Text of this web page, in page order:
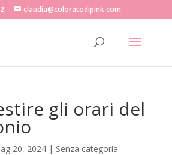
claudia@coloratodipink.com
gli orari del
20, 2024| Senza categoria